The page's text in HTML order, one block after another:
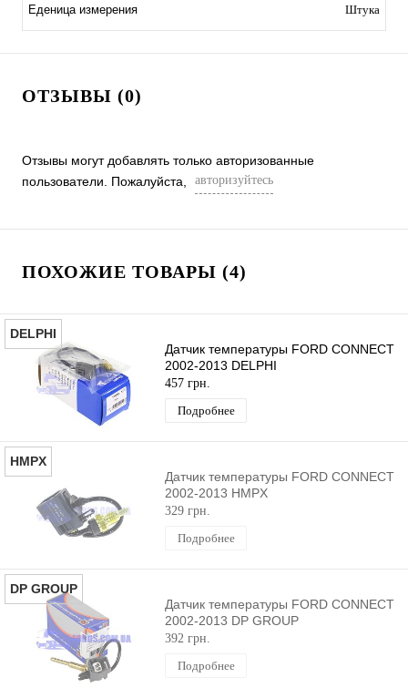
Еденица измерения Штука
ОТЗЫВЫ (0)
Отзывы могут добавлять только авторизованные
пользователи. Пожалуйста,
авторизуйтесь
ПОХОЖИЕ ТОВАРЫ (4)
DELPHI
Датчик температуры FORD CONNECT
2002-2013 DELPHI
457 грн.
Подробнее
HMPX
Датчик температуры FORD CONNECT
2002-2013 HMPX
329 грн.
Подробнее
DP GROUP
Датчик температуры FORD CONNECT
2002-2013 DP GROUP
392 грн.
Подробнее